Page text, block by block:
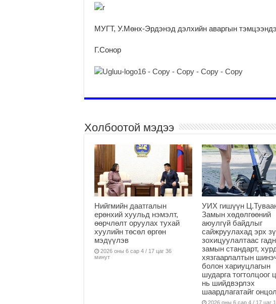
МУГТ, У.Мөнх-Эрдэнэд дэлхийн аваргын
Г.Сонор
Холбоотой мэдээ
Нийгмийн даатгалын
ерөнхий хуульд нэмэлт,
өөрчлөлт оруулах тухай
хуулийн төсөл өргөн
мэдүүлэв
2026 оны 6 сар 4 / 17 цаг 36
минут
УИХ гишүүн
Замын хөдөлгөөний
аюулгүй байдлыг
сайжруулахад эрх
зохицуулалтаас
замын стандарт,
хязгаарлалтын
болон хариуцлагын
шударга тогтолцоог
нь шийдвэрлэх
шаардлагатайг
2026 оны 6 сар 4 / 17 цаг